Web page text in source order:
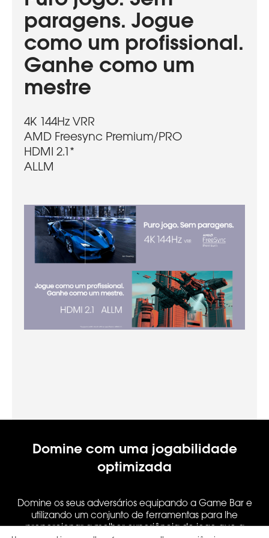
paragens. Jogue
como um profissional.
Ganhe como um
mestre
4K 144Hz VRR
AMD Freesync Premium/PRO
HDMI 2.1*
ALLM
Domine com uma jogabilidade
optimizada
Domine os seus adversários equipando a Game Bar e
utilizando um conjunto de ferramentas para lhe
proporcionar a melhor experiência de jogo que a